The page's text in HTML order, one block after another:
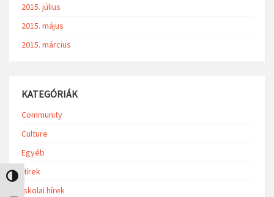
Nagy kontraszt váltása
2015. július
2015. május
2015. március
KATEGÓRIÁK
Community
Culture
Egyéb
Hírek
Iskolai hírek